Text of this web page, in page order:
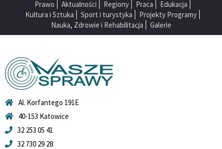
Prawo Aktualności Regiony Praca
Edukacja
Kultura i Sztuka
Sport i turystyka
Projekty Programy
Nauka, Zdrowie i Rehabilitacja
Galerie
Al. Korfantego 191E
40-153 Katowice
32 253 05 41
32 730 29 28